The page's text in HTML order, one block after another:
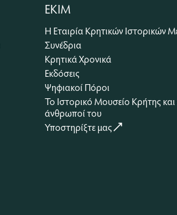
ΕΚΙΜ
Η Εταιρία Κρητικών Ιστορικών
Συνέδρια
Κρητικά Χρονικά
Εκδόσεις
Ψηφιακοί Πόροι
Το Ιστορικό Μουσείο Κρήτης και
άνθρωποί του
Υποστηρίξτε μας